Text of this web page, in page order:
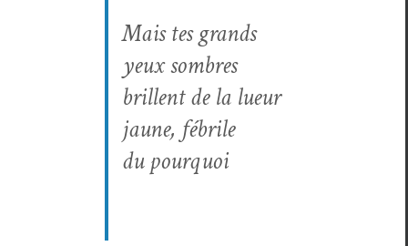
Mais tes grands
yeux sombres
bril­lent de la lueur
jaune, fébrile
du pourquoi